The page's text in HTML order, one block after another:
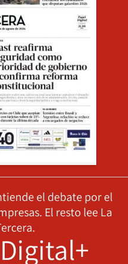
el debate por el
El resto lee La